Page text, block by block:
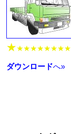
★★★★★★★★★
ダウンロードへ»